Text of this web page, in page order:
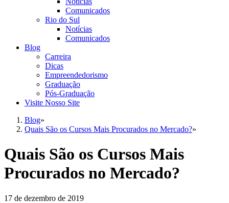
Comunicados
Rio do Sul
Notícias
Comunicados
Blog
Carreira
Dicas
Empreendedorismo
Graduação
Pós-Graduação
Visite Nosso Site
Blog»
Quais São os Cursos Mais Procurados no Mercado?»
Quais São os Cursos Mais
Procurados no Mercado?
17 de dezembro de 2019